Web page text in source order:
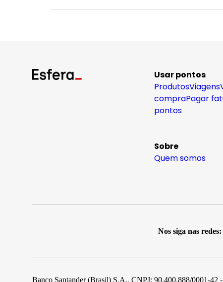
Usar pontos
ProdutosViagens
compraPagar
pontos
Sobre
Quem somos
Nos siga nas redes:
Banco Santander (Brasil) S.A., CNPJ: 90.400.888/0001-42